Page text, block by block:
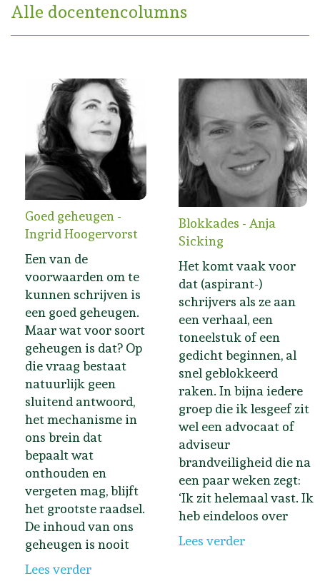
Alle docentencolumns
Goed geheugen -
Ingrid Hoogervorst
Een van de
voorwaarden om te
kunnen schrijven is
een goed geheugen.
Maar wat voor soort
geheugen is dat? Op
die vraag bestaat
natuurlijk geen
sluitend antwoord,
het mechanisme in
ons brein dat
bepaalt wat
onthouden en
vergeten mag, blijft
het grootste raadsel.
De inhoud van ons
geheugen is nooit
Lees verder
Blokkades - Anja
Sicking
Het komt vaak voor
dat (aspirant-)
schrijvers als ze aan
een verhaal, een
toneelstuk of een
gedicht beginnen, al
snel geblokkeerd
raken. In bijna iedere
groep die ik lesgeef zit
wel een advocaat of
adviseur
brandveiligheid die na
een paar weken zegt:
‘Ik zit helemaal vast. Ik
heb eindeloos over
Lees verder